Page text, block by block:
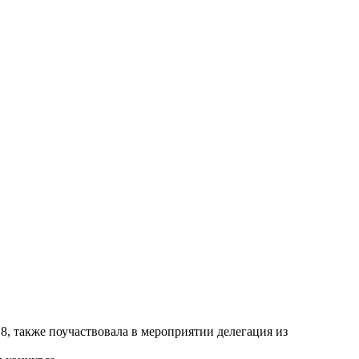
поучаствовала в мероприятии делегация из